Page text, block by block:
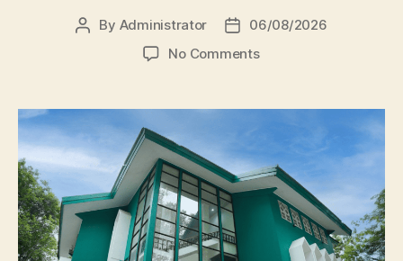
Post
By Administrator
Post
date
06/08/2026
No Commentson
Terpilih
Rumah
KPDI
XIX
Tahun
2028